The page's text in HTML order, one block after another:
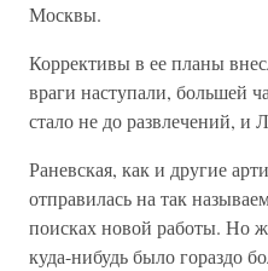
Москвы.
Коррективы в ее планы
враги наступали, большей
стало не до развлечений, и
Раневская, как и другие
отправилась на так
поисках новой работы. Но
куда-нибудь было гораздо